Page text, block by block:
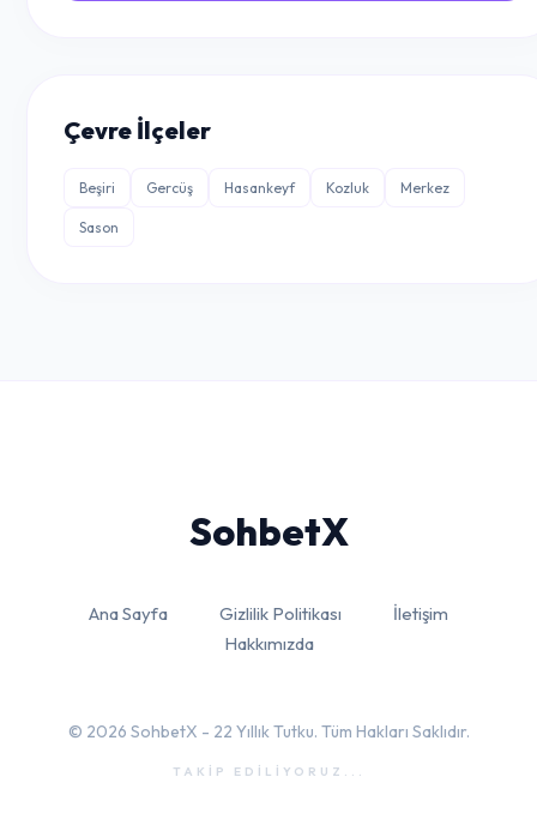
Çevre İlçeler
Beşiri Gercüş Hasankeyf Kozluk Merkez
Sason
SohbetX
Ana Sayfa Gizlilik Politikası
İletişim
Hakkımızda
© 2026 SohbetX - 22 Yıllık Tutku. Tüm Hakları Saklıdır.
TAKİP EDİLİYORUZ...